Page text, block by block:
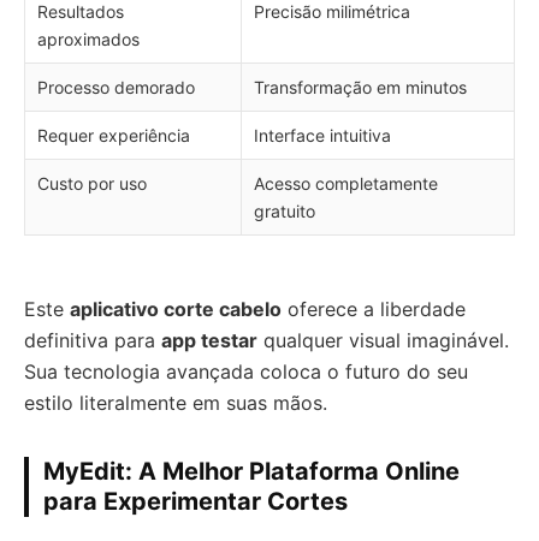
Resultados
aproximados
Precisão milimétrica
Processo demorado Transformação em minutos
Requer experiência Interface intuitiva
Custo por uso
Acesso completamente
gratuito
Este aplicativo corte cabelo oferece a liberdade
definitiva para app testar qualquer visual imaginável.
Sua tecnologia avançada coloca o futuro do seu
estilo literalmente em suas mãos.
MyEdit: A Melhor Plataforma Online
para Experimentar Cortes